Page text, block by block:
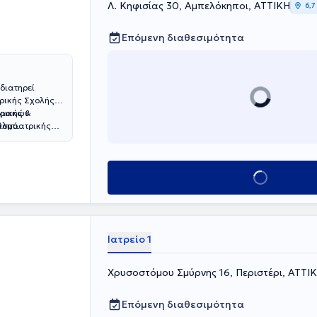
Σχολής
για
&
Λ. Κηφισίας 30, Αμπελόκηποι, ΑΤΤΙΚΗ 6,7
Επόμενη διαθεσιμότητα
Κλείσε ραντεβού
Ιατρείο 1
Χρυσοστόμου Σμύρνης 16, Περιστέρι,
Επόμενη διαθεσιμότητα